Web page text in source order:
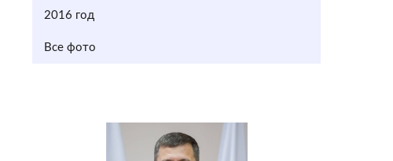
2016 год
Все фото